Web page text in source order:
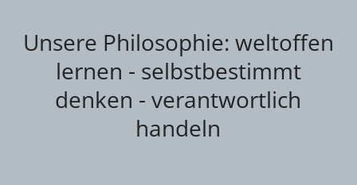
Unsere Philosophie: weltoffen
lernen - selbstbestimmt
denken - verantwortlich
handeln